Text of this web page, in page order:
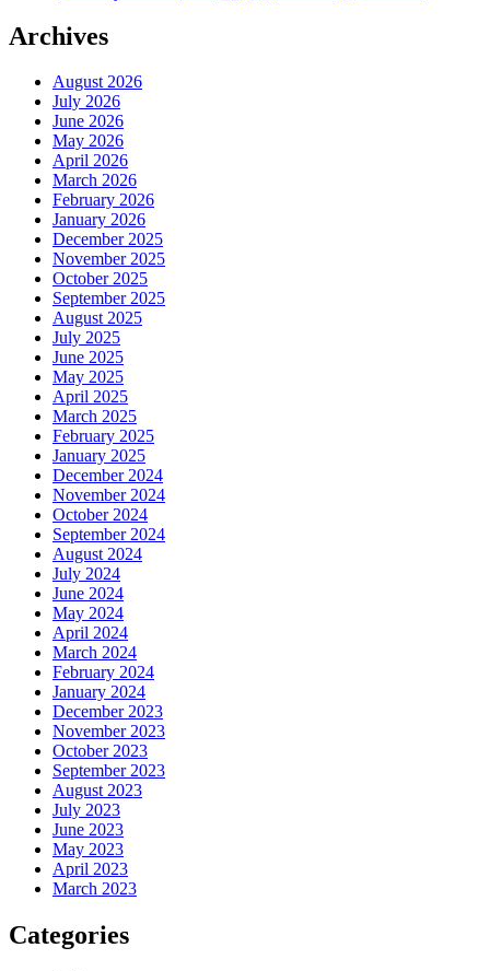
Archives
August 2026
July 2026
June 2026
May 2026
April 2026
March 2026
February 2026
January 2026
December 2025
November 2025
October 2025
September 2025
August 2025
July 2025
June 2025
May 2025
April 2025
March 2025
February 2025
January 2025
December 2024
November 2024
October 2024
September 2024
August 2024
July 2024
June 2024
May 2024
April 2024
March 2024
February 2024
January 2024
December 2023
November 2023
October 2023
September 2023
August 2023
July 2023
June 2023
May 2023
April 2023
March 2023
Categories